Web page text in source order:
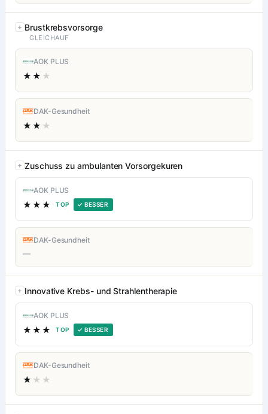
Brustkrebsvorsorge
GLEICHAUF
AOK PLUS
★★ ★
DAK-Gesundheit
★★ ★
Zuschuss zu ambulanten Vorsorgekuren
AOK PLUS
★★★ TOP ✓ BESSER
DAK-Gesundheit
—
Innovative Krebs- und Strahlentherapie
AOK PLUS
★★★ TOP ✓ BESSER
DAK-Gesundheit
★ ★★